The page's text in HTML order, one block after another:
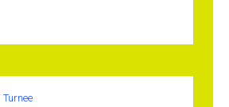
Turnee